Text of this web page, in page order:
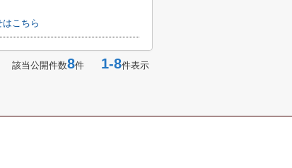
こちら
該当公開件数8件 1-8件表示